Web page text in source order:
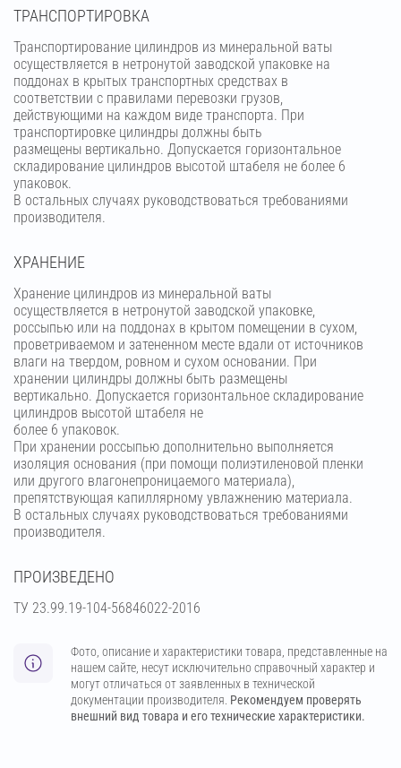
ТРАНСПОРТИРОВКА
Транспортирование цилиндров из минеральной ваты
осуществляется в нетронутой заводской упаковке на
поддонах в крытых транспортных средствах в
соответствии с правилами перевозки грузов,
действующими на каждом виде транспорта. При
транспортировке цилиндры должны быть
размещены вертикально. Допускается горизонтальное
складирование цилиндров высотой штабеля не более 6
упаковок.
В остальных случаях руководствоваться требованиями
производителя.
ХРАНЕНИЕ
Хранение цилиндров из минеральной ваты
осуществляется в нетронутой заводской упаковке,
россыпью или на поддонах в крытом помещении в сухом,
проветриваемом и затененном месте вдали от источников
влаги на твердом, ровном и сухом основании. При
хранении цилиндры должны быть размещены
вертикально. Допускается горизонтальное складирование
цилиндров высотой штабеля не
более 6 упаковок.
При хранении россыпью дополнительно выполняется
изоляция основания (при помощи полиэтиленовой пленки
или другого влагонепроницаемого материала),
препятствующая капиллярному увлажнению материала.
В остальных случаях руководствоваться требованиями
производителя.
ПРОИЗВЕДЕНО
ТУ 23.99.19-104-56846022-2016
Фото, описание и характеристики товара, представленные на
нашем сайте, несут исключительно справочный характер и
могут отличаться от заявленных в технической
документации производителя. Рекомендуем проверять
внешний вид товара и его технические характеристики.